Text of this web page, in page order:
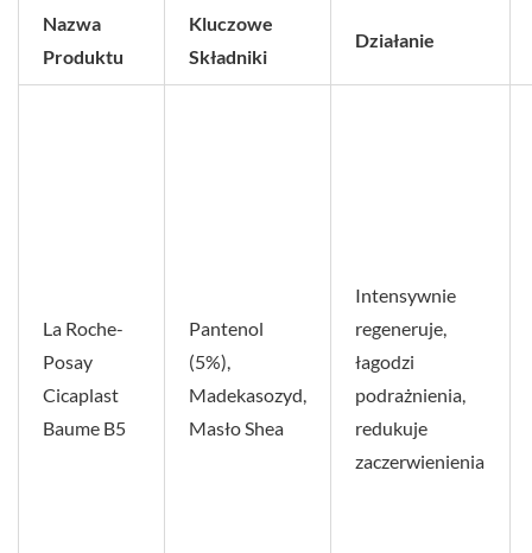
Nazwa
Produktu
Kluczowe
Składniki
Działanie
La Roche-
Posay
Cicaplast
Baume B5
Pantenol
(5%),
Madekasozyd,
Masło Shea
Intensywnie
regeneruje,
łagodzi
podrażnienia,
redukuje
zaczerwienienia